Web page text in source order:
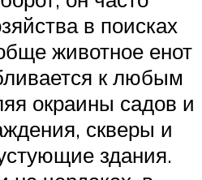
в поисках
животное енот
к любым
окраины садов и
скверы и
здания.